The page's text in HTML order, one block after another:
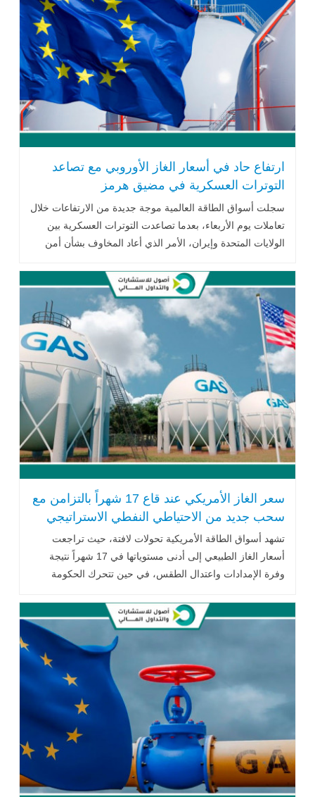
ارتفاع حاد في أسعار الغاز الأوروبي مع تصاعد
التوترات العسكرية في مضيق هرمز
سجلت أسواق الطاقة العالمية موجة جديدة من الارتفاعات خلال
تعاملات يوم الأربعاء، بعدما تصاعدت التوترات العسكرية بين
الولايات المتحدة وإيران، الأمر الذي أعاد المخاوف بشأن أمن
سعر الغاز الأمريكي عند قاع 17 شهراً بالتزامن مع
سحب جديد من الاحتياطي النفطي الاستراتيجي
تشهد أسواق الطاقة الأمريكية تحولات لافتة، حيث تراجعت
أسعار الغاز الطبيعي إلى أدنى مستوياتها في 17 شهراً نتيجة
وفرة الإمدادات واعتدال الطقس، في حين تتحرك الحكومة